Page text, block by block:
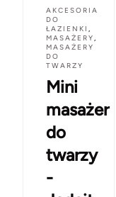
AKCESORIA
DO
ŁAZIENKI ,
MASAŻERY,
MASAŻERY
DO
TWARZY
Mini
masażer
do
twarzy
-